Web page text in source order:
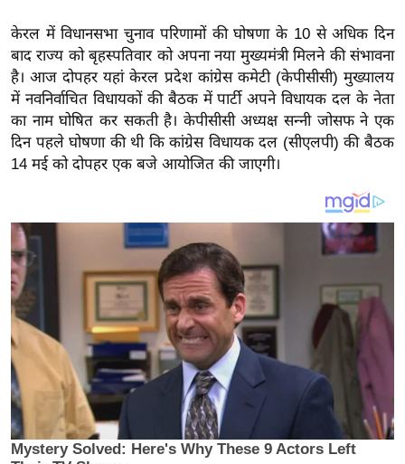
शे
ष
ज्ञ
रा
य
ब
खे
ल
क्रि
के
ट
P
L
2
0
केरल में विधानसभा चुनाव परिणामों की घोषणा के 10 से अधिक दिन
बाद राज्य को बृहस्पतिवार को अपना नया मुख्यमंत्री मिलने की संभावना
है। आज दोपहर यहां केरल प्रदेश कांग्रेस कमेटी (केपीसीसी) मुख्यालय
में नवनिर्वाचित विधायकों की बैठक में पार्टी अपने विधायक दल के नेता
का नाम घोषित कर सकती है। केपीसीसी अध्यक्ष सन्नी जोसफ ने एक
दिन पहले घोषणा की थी कि कांग्रेस विधायक दल (सीएलपी) की बैठक
14 मई को दोपहर एक बजे आयोजित की जाएगी।